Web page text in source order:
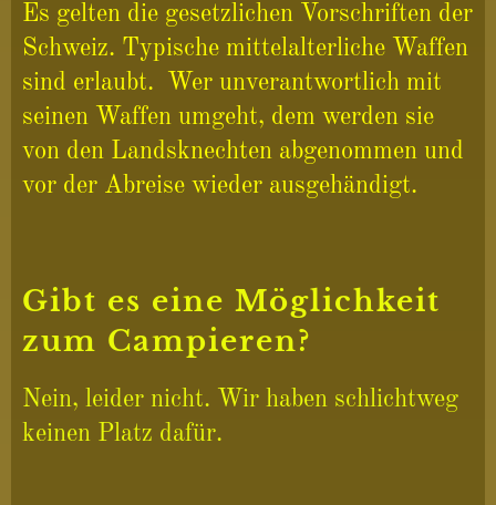
Es gelten die gesetzlichen Vorschriften der
Schweiz. Typische mittelalterliche Waffen
sind erlaubt. Wer unverantwortlich mit
seinen Waffen umgeht, dem werden sie
von den Landsknechten abgenommen und
vor der Abreise wieder ausgehändigt.
Gibt es eine Möglichkeit
zum Campieren?
Nein, leider nicht. Wir haben schlichtweg
keinen Platz dafür.